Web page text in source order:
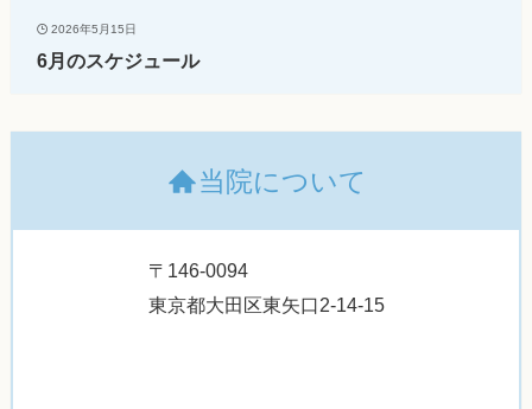
2026年5月15日
6月のスケジュール
当院について
〒146-0094
東京都大田区東矢口2-14-15